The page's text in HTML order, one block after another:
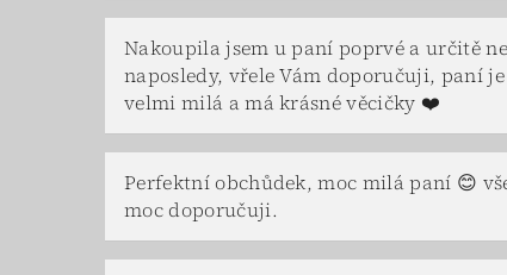
Nakoupila jsem u paní poprvé a určitě ne
naposledy, vřele Vám doporučuji, paní je
velmi milá a má krásné věcičky ❤️
Perfektní obchůdek, moc milá paní 😊
moc doporučuji.